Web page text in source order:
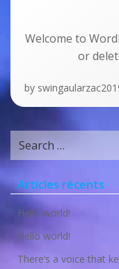
Welcome to
or
by
Search
for:
Articles récents
Hello world!
Hello world!
There’s a voice that